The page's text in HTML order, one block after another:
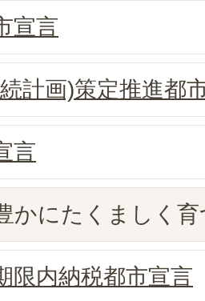
宣言
計画)策定推進都
言
かにたくましく
限内納税都市宣言